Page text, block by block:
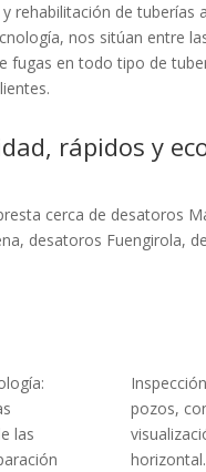
rehabilitación de
nos sitúan entre
fugas en todo tipo de
rápidos y
cerca de desatoros
desatoros Fuengirola,
las
pozos,